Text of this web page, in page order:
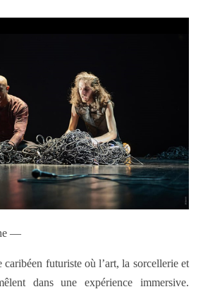
—
caribéen futuriste où l’art, la sorcellerie et
dans une expérience immersive.